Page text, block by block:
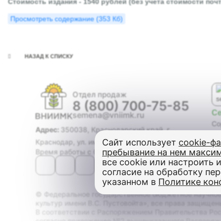
Просмотреть содержание (353 Кб)
НАЗАД К СПИСКУ
Отдел продаж
8 (800) 700-75-85
semena@vniimk.ru
Адрес: 350038, Краснодарский край, г.
Краснодар, ул. им. Филатова, дом 17
Время работы с 08:00 до 17:00
© Федеральное государственное бюджетное
культур имени В.С. Пустовойта», все права
Сайт использует cookie-
пребывание на нем
все cookie или настроить
согласие на обработку
указанном в Политике